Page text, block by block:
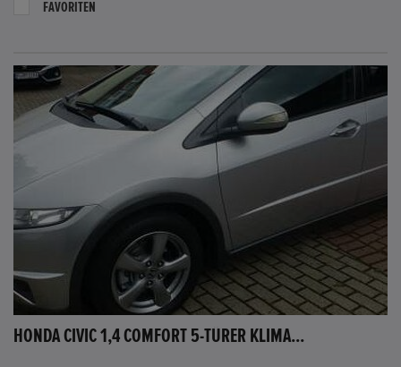
FAVORITEN
HONDA CIVIC 1,4 COMFORT 5-TÜRER KLIMA...